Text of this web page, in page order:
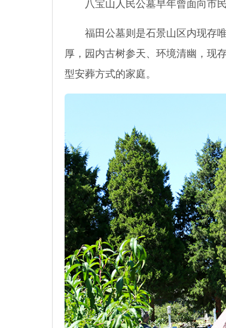
八宝山人民公墓早年曾面向市
福田公墓则是石景山区内现存
厚，园内古树参天、环境清幽，现
型安葬方式的家庭。